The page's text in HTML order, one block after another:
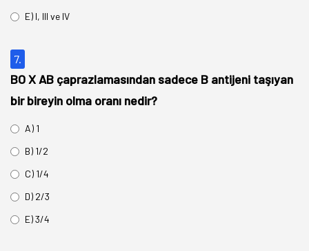
E) I, III ve IV
7.
BO X AB çaprazlamasından sadece B antijeni taşıyan
bir bireyin olma oranı nedir?
A) 1
B) 1/2
C) 1/4
D) 2/3
E) 3/4